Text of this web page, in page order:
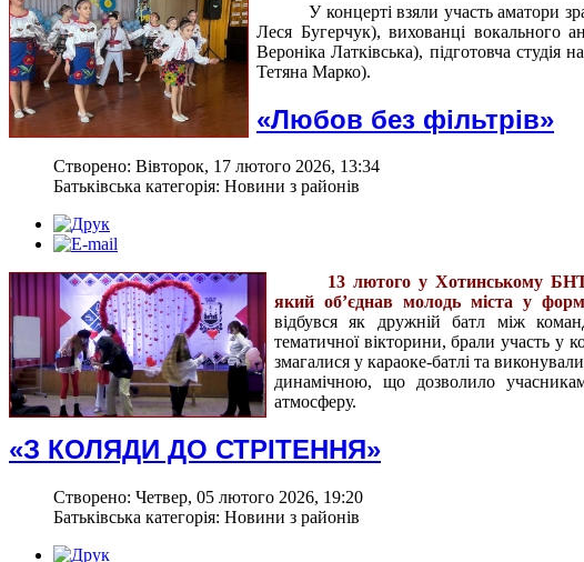
У концерті взяли участь аматори
Леся Бугерчук), вихованці вокального
Вероніка Латківська), підготовча
Тетяна Марко).
«Любов без фільтрів»
Створено: Вівторок, 17 лютого 2026, 13:34
Батьківська категорія: Новини з районів
13 лютого у Хотинському
який об’єднав молодь міста у
відбувся як дружній батл між
тематичної вікторини, брали участь у
змагалися у караоке-батлі та
динамічною, що дозволило
атмосферу.
«З КОЛЯДИ ДО СТРІТЕННЯ»
Створено: Четвер, 05 лютого 2026, 19:20
Батьківська категорія: Новини з районів